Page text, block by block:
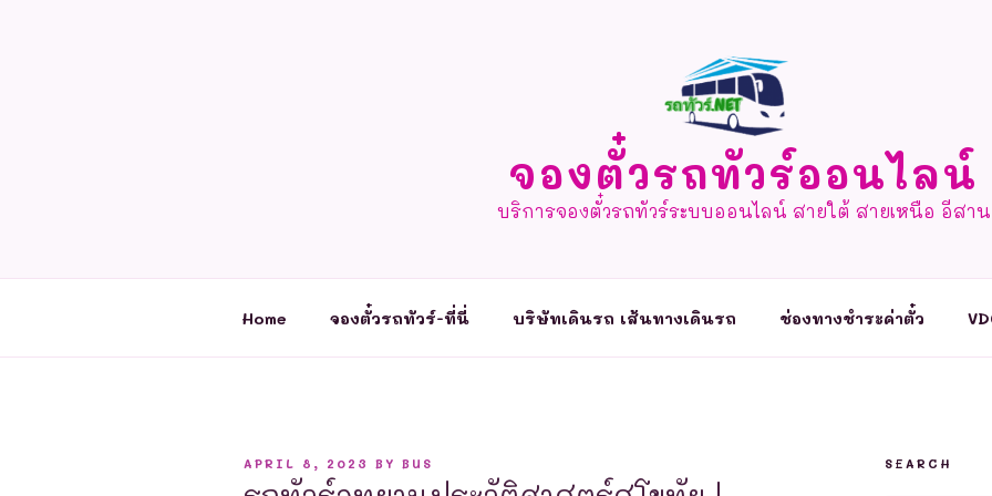
จองตั๋วรถทัวร์ออนไลน์
บริการจองตั๋วรถทัวร์ระบบออนไลน์ สายใต้ สายเหนือ อีสาน
Home จองตั๋วรถทัวร์-ที่นี่ บริษัทเดินรถ เส้นทางเดินรถ ช่องทางชำระค่าตั๋ว
POSTED
APRIL 8, 2023 BY BUS SEARCH